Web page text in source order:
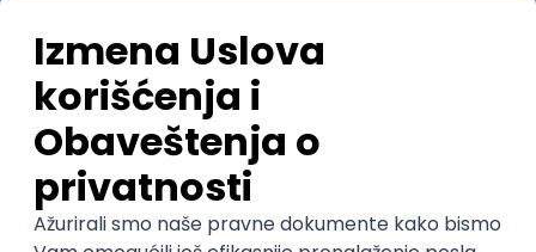
06.09.2026.
JavaScript C++ Java
Intermediate
NOVO
Game Mathematician I
IGT D&B d.o.o.